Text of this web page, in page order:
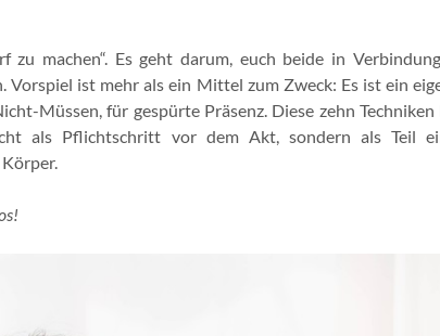
zu machen“. Es geht darum, euch beide in
Vorspiel ist mehr als ein Mittel zum Zweck: Es ist ein
Müssen, für gespürte Präsenz. Diese zehn
als Pflichtschritt vor dem Akt, sondern als Teil